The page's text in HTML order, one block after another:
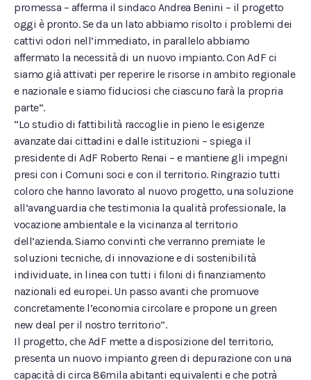
promessa – afferma il sindaco Andrea Benini – il progetto
oggi è pronto. Se da un lato abbiamo risolto i problemi dei
cattivi odori nell’immediato, in parallelo abbiamo
affermato la necessità di un nuovo impianto. Con AdF ci
siamo già attivati per reperire le risorse in ambito regionale
e nazionale e siamo fiduciosi che ciascuno farà la propria
parte”.
“Lo studio di fattibilità raccoglie in pieno le esigenze
avanzate dai cittadini e dalle istituzioni – spiega il
presidente di AdF Roberto Renai – e mantiene gli impegni
presi con i Comuni soci e con il territorio. Ringrazio tutti
coloro che hanno lavorato al nuovo progetto, una soluzione
all’avanguardia che testimonia la qualità professionale, la
vocazione ambientale e la vicinanza al territorio
dell’azienda. Siamo convinti che verranno premiate le
soluzioni tecniche, di innovazione e di sostenibilità
individuate, in linea con tutti i filoni di finanziamento
nazionali ed europei. Un passo avanti che promuove
concretamente l’economia circolare e propone un green
new deal per il nostro territorio”.
Il progetto, che AdF mette a disposizione del territorio,
presenta un nuovo impianto green di depurazione con una
capacità di circa 86mila abitanti equivalenti e che potrà